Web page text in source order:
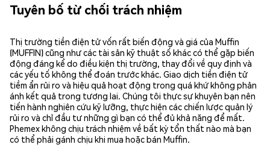
Tuyên bố từ chối trách nhiệm
Thị trường tiền điện tử vốn rất biến động và giá của Muffin
(MUFFIN) cũng như các tài sản kỹ thuật số khác có thể gặp biến
động đáng kể do điều kiện thị trường, thay đổi về quy định và
các yếu tố không thể đoán trước khác. Giao dịch tiền điện tử
tiềm ẩn rủi ro và hiệu quả hoạt động trong quá khứ không phản
ánh kết quả trong tương lai. Chúng tôi thực sự khuyên bạn nên
tiến hành nghiên cứu kỹ lưỡng, thực hiện các chiến lược quản lý
rủi ro và chỉ đầu tư những gì bạn có thể đủ khả năng để mất.
Phemex không chịu trách nhiệm về bất kỳ tổn thất nào mà bạn
có thể phải gánh chịu khi mua hoặc bán Muffin.